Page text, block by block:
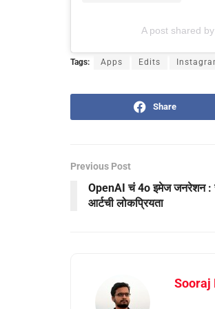
A post shared
Tags: Apps Edits
Share
Previous Post
OpenAI चं 4o इमेज जनरेशन :
आर्टची लोकप्रियता
Sooraj